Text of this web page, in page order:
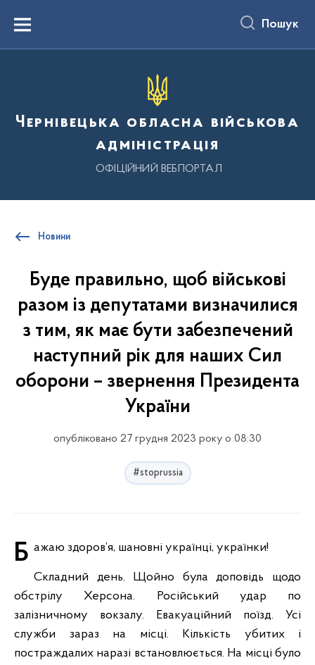
вмістуMenu Пошук
Чернівецька обласна військова
адміністрація
ОФІЦІЙНИЙ ВЕБПОРТАЛ
Новини
Буде правильно, щоб військові
разом із депутатами визначилися
з тим, як має бути забезпечений
наступний рік для наших Сил
оборони – звернення Президента
України
опубліковано 27 грудня 2023 року о 08:30
#stoprussia
Бажаю здоров’я, шановні українці, українки!
Складний день. Щойно була доповідь щодо
обстрілу Херсона. Російський удар по
залізничному вокзалу. Евакуаційний поїзд. Усі
служби зараз на місці. Кількість убитих і
постраждалих наразі встановлюється. На місці було